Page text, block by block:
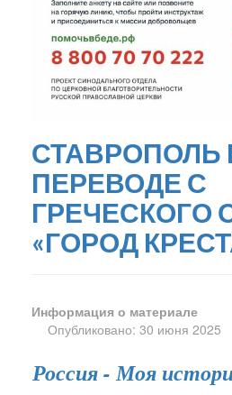
СТАВРОПОЛЬ
ПЕРЕВОДЕ С
ГРЕЧЕСКОГО
«ГОРОД
Информация о материале
Опубликовано: 30 июня 2025
Россия - Моя